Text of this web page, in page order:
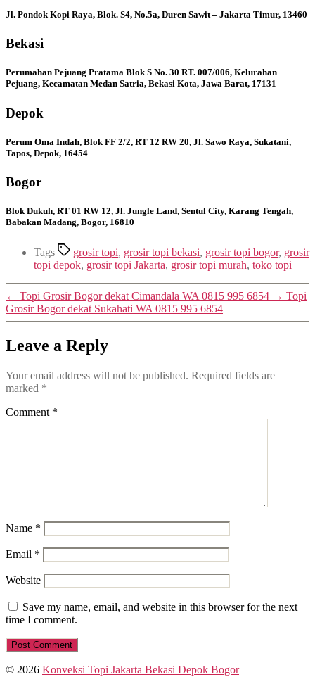
Jl. Pondok Kopi Raya, Blok. S4, No.5a, Duren Sawit – Jakarta Timur, 13460
Bekasi
Perumahan Pejuang Pratama Blok S No. 30 RT. 007/006, Kelurahan
Pejuang, Kecamatan Medan Satria, Bekasi Kota, Jawa Barat, 17131
Depok
Perum Oma Indah, Blok FF 2/2, RT 12 RW 20, Jl. Sawo Raya, Sukatani,
Tapos, Depok, 16454
Bogor
Blok Dukuh, RT 01 RW 12, Jl. Jungle Land, Sentul City, Karang Tengah,
Babakan Madang, Bogor, 16810
Tags grosir topi, grosir topi bekasi, grosir topi bogor, grosir
topi depok, grosir topi Jakarta, grosir topi murah, toko topi
← Topi Grosir Bogor dekat Cimandala WA 0815 995 6854 → Topi
Grosir Bogor dekat Sukahati WA 0815 995 6854
Leave a Reply
Your email address will not be published. Required fields are
marked *
Comment *
Name *
Email *
Website
Save my name, email, and website in this browser for the next
time I comment.
© 2026 Konveksi Topi Jakarta Bekasi Depok Bogor